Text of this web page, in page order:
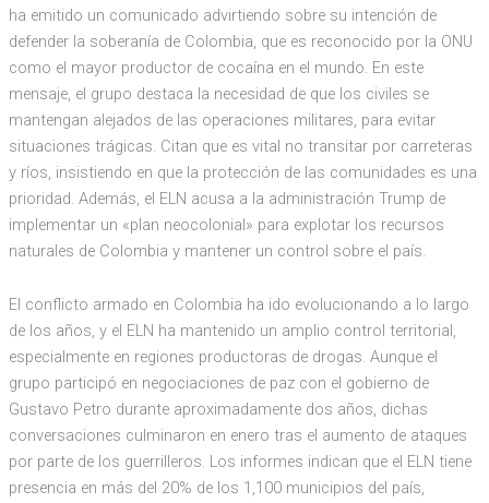
ha emitido un comunicado advirtiendo sobre su intención de
defender la soberanía de Colombia, que es reconocido por la ONU
como el mayor productor de cocaína en el mundo. En este
mensaje, el grupo destaca la necesidad de que los civiles se
mantengan alejados de las operaciones militares, para evitar
situaciones trágicas. Citan que es vital no transitar por carreteras
y ríos, insistiendo en que la protección de las comunidades es una
prioridad. Además, el ELN acusa a la administración Trump de
implementar un «plan neocolonial» para explotar los recursos
naturales de Colombia y mantener un control sobre el país.
El conflicto armado en Colombia ha ido evolucionando a lo largo
de los años, y el ELN ha mantenido un amplio control territorial,
especialmente en regiones productoras de drogas. Aunque el
grupo participó en negociaciones de paz con el gobierno de
Gustavo Petro durante aproximadamente dos años, dichas
conversaciones culminaron en enero tras el aumento de ataques
por parte de los guerrilleros. Los informes indican que el ELN tiene
presencia en más del 20% de los 1,100 municipios del país,